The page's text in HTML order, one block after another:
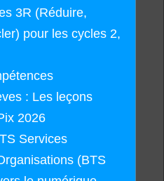
3R (Réduire,
pour les cycles 2,
: Les leçons
2026
Services
(BTS